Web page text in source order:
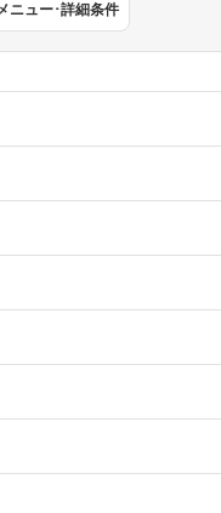
ニュー･詳細条件